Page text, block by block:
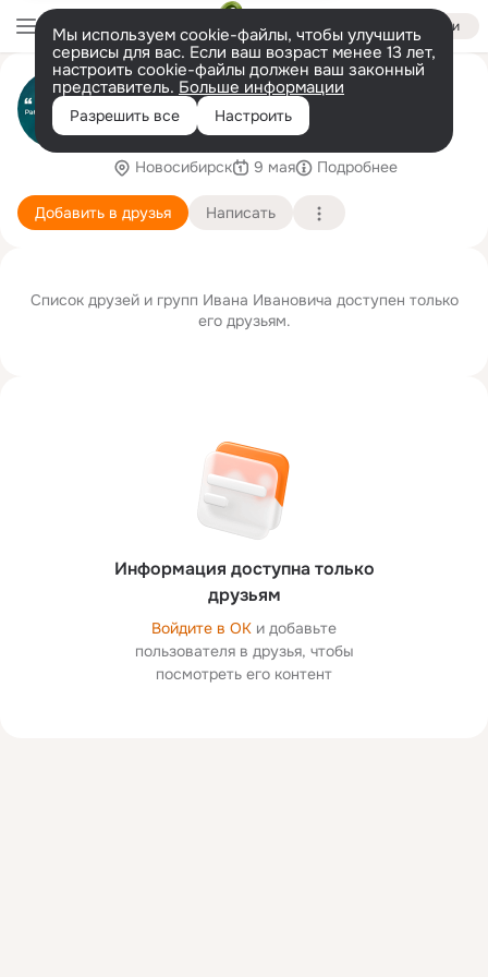
Войти
Мы используем cookie-файлы, чтобы улучшить
сервисы для вас. Если ваш возраст менее 13 лет,
настроить cookie-файлы должен ваш законный
представитель. Больше информации
Разрешить все Настроить
Иван Иванович Иванов
Нахожусь в прекрасном возрасте, когда ещё
всё можно и уже ничего не страшно !
Новосибирск
9 мая Подробнее
Добавить в друзья Написать
Информация доступна только
друзьям
Войдите в ОК и добавьте
пользователя в друзья, чтобы
посмотреть его контент
Список друзей и групп Ивана Ивановича доступен только
его друзьям.